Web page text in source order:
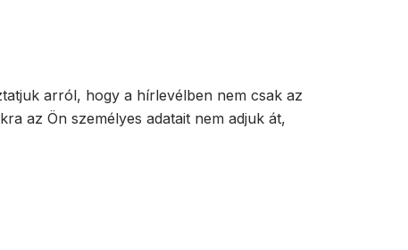
arról, hogy a hírlevélben nem csak az
az Ön személyes adatait nem adjuk át,